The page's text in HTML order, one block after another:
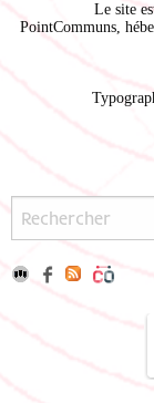
Le site
PointCommuns,